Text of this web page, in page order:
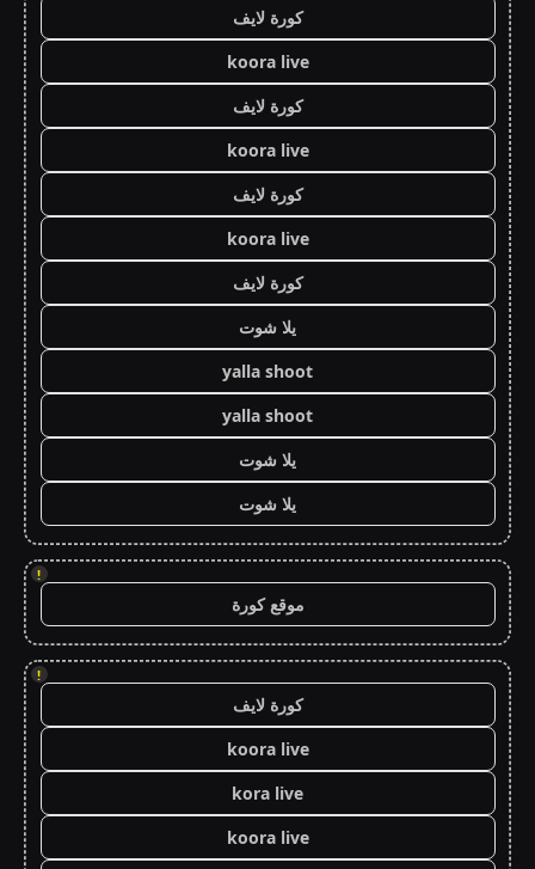
كورة لايف
koora live
كورة لايف
koora live
كورة لايف
koora live
كورة لايف
يلا شوت
yalla shoot
yalla shoot
يلا شوت
يلا شوت
!
موقع كورة
!
كورة لايف
koora live
kora live
koora live